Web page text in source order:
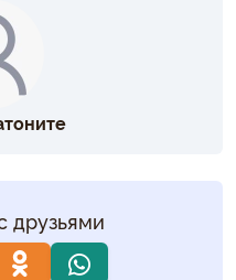
друзьями